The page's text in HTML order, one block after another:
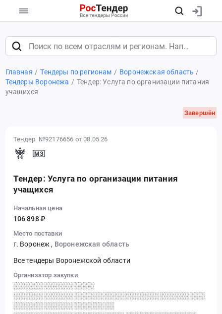
Главная Тендеры по регионам
Воронежская область
Тендеры Воронежа
Тендер: Услуга по организации питания
учащихся
Завершён
Тендер №92176656 от 08.05.26
Тендер: Услуга по организации питания
учащихся
Начальная цена
106 898 ₽
Место поставки
г. Воронеж , Воронежская область
Все тендеры Воронежской области
Организатор закупки
░░░░░░░░░░░░░░░░
░░░░░░░░░░░░░░░░░░░░░░░░░░░░░░░░░░░░░░
░░░░░░░░░░░░░░░░░░░░